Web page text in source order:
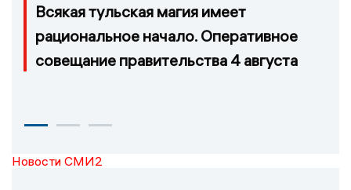
Всякая тульская магия имеет
рациональное начало. Оперативное
совещание правительства 4 августа
Новости СМИ2